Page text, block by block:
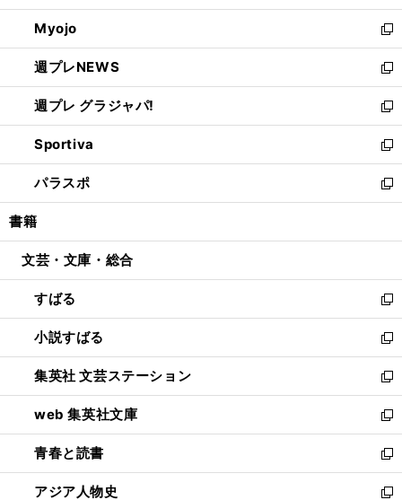
開
く
ウ
で
開
く
ン
ド
ウ
で
開
く
ウ
ィ
ン
ド
ウ
で
開
く
Myojo
新
し
い
ウ
ィ
ン
ド
ウ
で
開
週プレNEWS
新
し
い
ウ
ィ
ン
ド
ウ
開
週プレ グラジャパ!
新
し
い
ウ
ィ
ン
ウ
開
く
Sportiva
新
し
い
ウ
ン
ウ
で
開
く
パラスポ
新
し
ウ
ン
ド
ウ
で
開
く
書籍
文芸・文庫・総合
すばる
新
し
い
ウ
ィ
ン
ド
ウ
で
開
く
小説すばる
新
し
い
ウ
ィ
ン
ド
ウ
で
集英社 文芸ステーション
新
し
い
ウ
ィ
ン
ド
web 集英社文庫
新
し
い
ウ
ィ
青春と読書
新
し
い
アジア人物史
新